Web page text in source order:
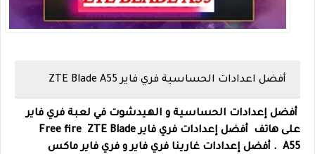
أفضل اعدادات الحساسية فري فايرZTE Blade A55
أفضل إعدادات الحساسية و الهيدشوت في لعبة فري فاير
على هاتف
أفضل إعدادات فري فاير Free fireZTE Blade
A55 .
أفضل إعدادات غارينا فري فاير و فري فاير ماكس